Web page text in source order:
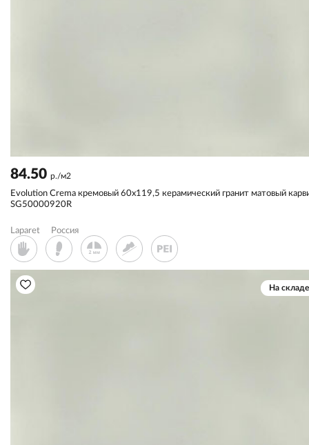
84.50 р./м2
Evolution Crema кремовый 60x119,5 керамический гранит матовый
SG50000920R
Laparet Россия
На складе